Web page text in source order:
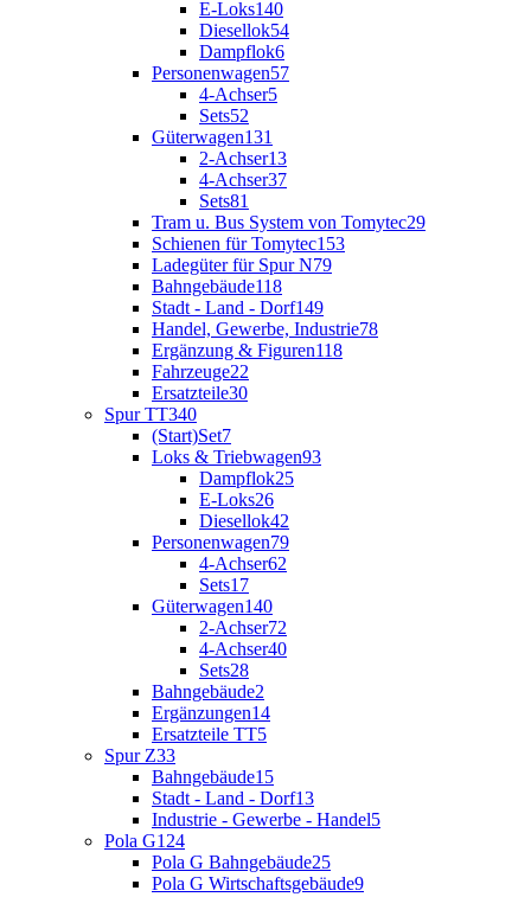
E-Loks140
Diesellok54
Dampflok6
Personenwagen57
4-Achser5
Sets52
Güterwagen131
2-Achser13
4-Achser37
Sets81
Tram u. Bus System von Tomytec29
Schienen für Tomytec153
Ladegüter für Spur N79
Bahngebäude118
Stadt - Land - Dorf149
Handel, Gewerbe, Industrie78
Ergänzung & Figuren118
Fahrzeuge22
Ersatzteile30
Spur TT340
(Start)Set7
Loks & Triebwagen93
Dampflok25
E-Loks26
Diesellok42
Personenwagen79
4-Achser62
Sets17
Güterwagen140
2-Achser72
4-Achser40
Sets28
Bahngebäude2
Ergänzungen14
Ersatzteile TT5
Spur Z33
Bahngebäude15
Stadt - Land - Dorf13
Industrie - Gewerbe - Handel5
Pola G124
Pola G Bahngebäude25
Pola G Wirtschaftsgebäude9